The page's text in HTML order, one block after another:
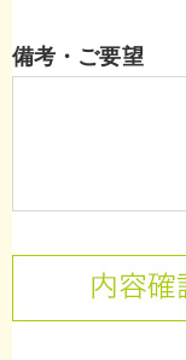
備考・ご要望